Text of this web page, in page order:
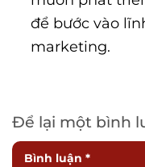
để bước vào
marketing.
Để lại một bình
Bình luận *